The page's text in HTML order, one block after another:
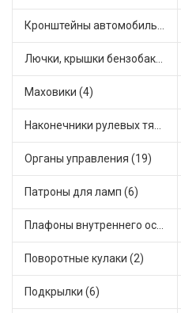
Кронштейны автомобильные (4)
Лючки, крышки бензобака (6)
Маховики (4)
Наконечники рулевых тяг (30)
Органы управления (19)
Патроны для ламп (6)
Плафоны внутреннего освещения (1)
Поворотные кулаки (2)
Подкрылки (6)